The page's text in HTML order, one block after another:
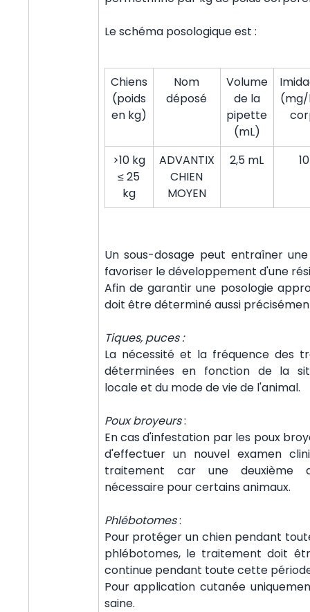
Le schéma posologique est :
Chiens
(poids
en kg)
Nom
déposé
Volume
de la
pipette
(mL)
(mg/
>10 kg
≤ 25
kg
ADVANTIX
CHIEN
MOYEN
2,5 mL
Un sous-dosage peut entraîner
favoriser le développement d'une
Afin de garantir une posologie
doit être déterminé aussi
Tiques, puces :
La nécessité et la fréquence des
déterminées en fonction de la
locale et du mode de vie de l'animal.
Poux broyeurs:
En cas d'infestation par les poux
d'effectuer un nouvel examen
traitement car une deuxième
nécessaire pour certains animaux.
Phlébotomes:
Pour protéger un chien pendant
phlébotomes, le traitement doit
continue pendant toute cette
Pour application cutanée
saine.